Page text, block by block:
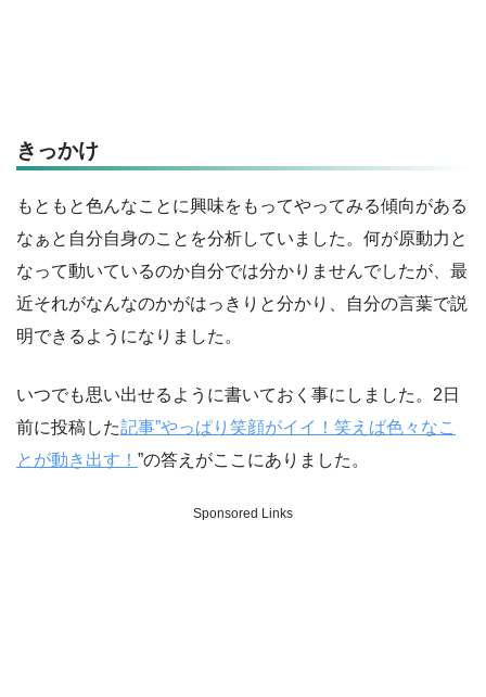
きっかけ
もともと色んなことに興味をもってやってみる傾向がある
なぁと自分自身のことを分析していました。何が原動力と
なって動いているのか自分では分かりませんでしたが、最
近それがなんなのかがはっきりと分かり、自分の言葉で説
明できるようになりました。
いつでも思い出せるように書いておく事にしました。2日
前に投稿した記事”やっぱり笑顔がイイ！笑えば色々なこ
とが動き出す！ ”の答えがここにありました。
Sponsored Links